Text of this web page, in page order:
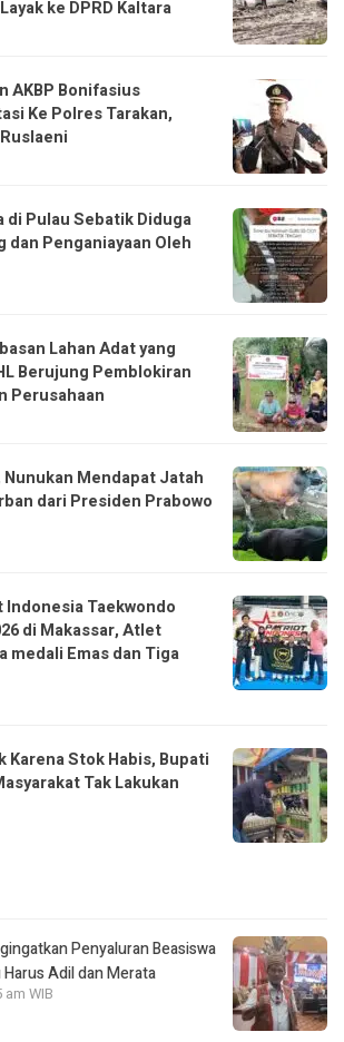
ke DPRD Kaltara
AKBP Bonifasius
Ke Polres Tarakan,
di Pulau Sebatik Diduga
dan Penganiayaan Oleh
Lahan Adat yang
Berujung Pemblokiran
Perusahaan
Mendapat Jatah
dari Presiden Prabowo
Taekwondo
di Makassar, Atlet
medali Emas dan Tiga
Karena Stok Habis, Bupati
Tak Lakukan
Penyaluran Beasiswa
Adil dan Merata
WIB